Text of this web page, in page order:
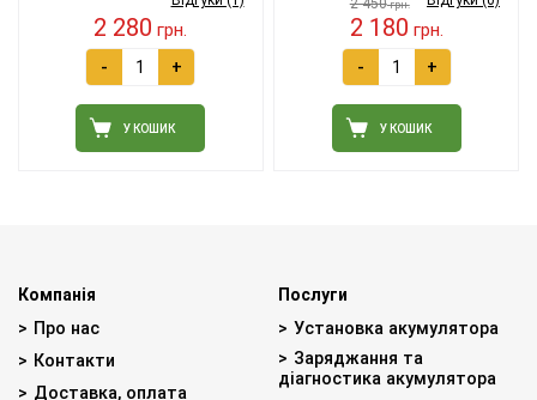
2 280 грн.
- +
У КОШИК
2 450грн.
2 180 грн.
- +
У КОШИК
Компанія
Про нас
Контакти
Доставка, оплата
Послуги
Установка акумулятора
Заряджання та
діагностика акумулятора